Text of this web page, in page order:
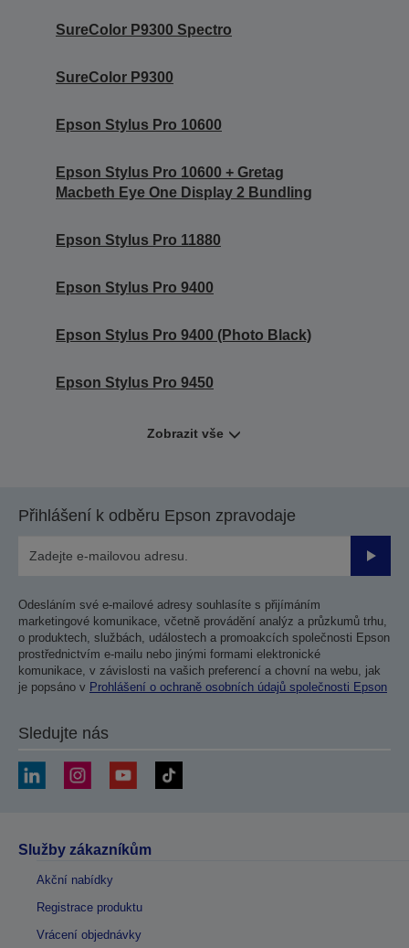
SureColor P9300 Spectro
SureColor P9300
Epson Stylus Pro 10600
Epson Stylus Pro 10600 + Gretag
Macbeth Eye One Display 2 Bundling
Epson Stylus Pro 11880
Epson Stylus Pro 9400
Epson Stylus Pro 9400 (Photo Black)
Epson Stylus Pro 9450
Zobrazit vše
Přihlášení k odběru Epson zpravodaje
Odesláním své e-mailové adresy souhlasíte s přijímáním
marketingové komunikace, včetně provádění analýz a průzkumů trhu,
o produktech, službách, událostech a promoakcích společnosti Epson
prostřednictvím e-mailu nebo jinými formami elektronické
komunikace, v závislosti na vašich preferencí a chovní na webu, jak
je popsáno v Prohlášení o ochraně osobních údajů společnosti Epson
Sledujte nás
Služby zákazníkům
Akční nabídky
Registrace produktu
Vrácení objednávky